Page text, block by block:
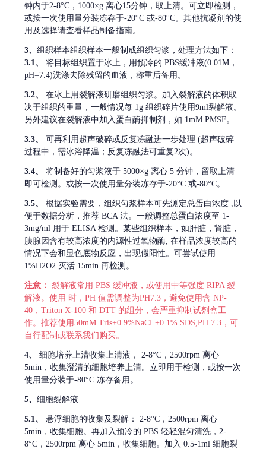
钟内于2-8°C，1000×g 离心15分钟，取上清。可立即检测，
或按一次使用量分装冻存于-20°C 或-80°C。其他抗凝剂的使
用及选择请查看样品制备指南。
3、 组织样本组织样本一般制成组织匀浆，处理方法如下：
3.1、
将目标组织置于冰上，用预冷的 PBS缓冲液(0.01M，
pH=7.4)洗涤去除残留的血液，称重后备用。
3.2、
在冰上用裂解液研磨组织匀浆。加入裂解液的体积取
决于组织的重量，一般情况每 1g 组织碎片使用9ml裂解液。
另外建议在裂解液中加入蛋白酶抑制剂，如 1mM PMSF。
3.3、 可再利用超声破碎或反复冻融进一步处理 (超声破碎
过程中，需冰浴降温；反复冻融法可重复2次)。
3.4、 将制备好的匀浆液于 5000×g 离心 5 分钟，留取上清
即可检测。或按一次使用量分装冻存于-20°C 或-80°C。
3.5、 根据实验需要，组织匀浆样本可先测定总蛋白浓度
,以
便于数据分析，推荐 BCA 法。一般调整总蛋白浓度至 1-
3mg/ml 用于 ELISA 检测。某些组织样本，如肝脏，肾脏，
胰腺因含有较高浓度的内源性过氧物酶, 在样品浓度较高的
情况下会和显色底物反应，出现假阳性。可尝试使用
1%H2O2 灭活 15min 再检测。
注意： 裂解液常用 PBS 缓冲液，或使用中等强度 RIPA 裂
解液。使用 时，PH 值需调整为PH7.3，避免使用含 NP-
40，Triton X-100 和 DTT 的组分，会严重抑制试剂盒工
作。推荐使用50mM Tris+0.9%NaCL+0.1% SDS,PH 7.3，可
自行配制或联系我们购买。
4、 细胞培养上清收集上清液，
2-8°C，2500rpm 离心
5min，收集澄清的细胞培养上清。立即用于检测，或按一次
使用量分装于-80°C 冻存备用。
5、 细胞裂解液
5.1、 悬浮细胞的收集及裂解：
2-8°C，2500rpm 离心
5min，收集细胞。再加入预冷的 PBS 轻轻混匀清洗，2-
8°C，2500rpm 离心 5min，收集细胞。加入 0.5-1ml 细胞裂